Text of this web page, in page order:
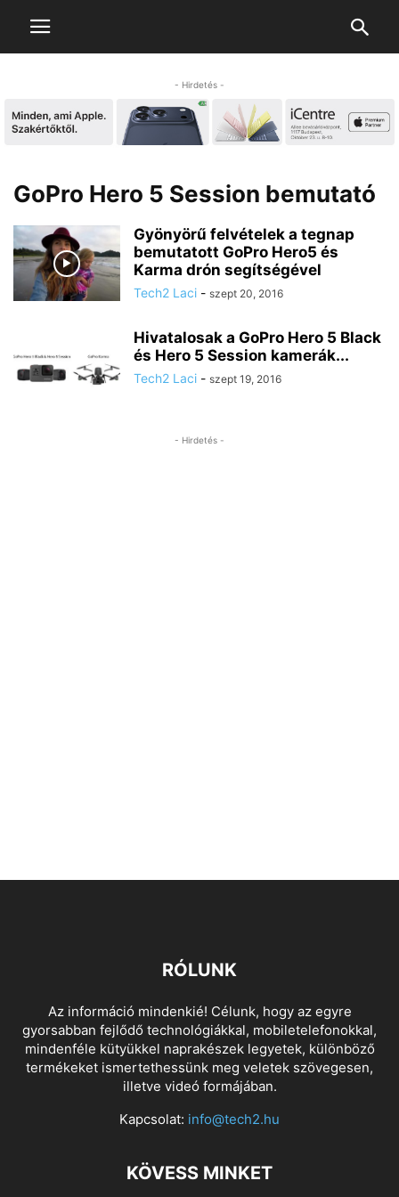
- Hirdetés -
GoPro Hero 5 Session bemutató
Gyönyörű felvételek a tegnap
bemutatott GoPro Hero5 és
Karma drón segítségével
Tech2 Laci - szept 20, 2016
Hivatalosak a GoPro Hero 5 Black
és Hero 5 Session kamerák...
Tech2 Laci - szept 19, 2016
- Hirdetés -
RÓLUNK
Az információ mindenkié! Célunk, hogy az egyre
gyorsabban fejlődő technológiákkal, mobiletelefonokkal,
mindenféle kütyükkel naprakészek legyetek, különböző
termékeket ismertethessünk meg veletek szövegesen,
illetve videó formájában.
Kapcsolat: info@tech2.hu
KÖVESS MINKET